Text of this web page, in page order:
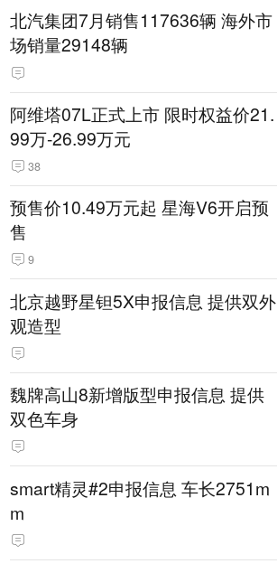
北汽集团7月销售117636辆 海外市
场销量29148辆
阿维塔07L正式上市 限时权益价21.
99万-26.99万元
38
预售价10.49万元起 星海V6开启预
售
9
北京越野星钽5X申报信息 提供双外
观造型
魏牌高山8新增版型申报信息 提供
双色车身
smart精灵#2申报信息 车长2751m
m